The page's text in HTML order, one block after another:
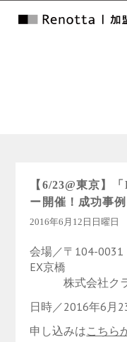
【6/23@東京】
ー開催！成功事
2016年6月12日日曜日
会場／〒104-
EX京橋
株式会社クラ
日時／2016年6月
申し込みはこちら